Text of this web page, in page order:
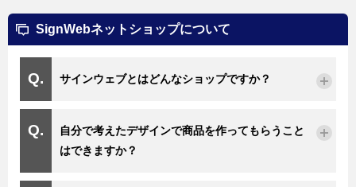
SignWebネットショップについて
サインウェブとはどんなショップですか？
自分で考えたデザインで商品を作ってもらうこと
はできますか？